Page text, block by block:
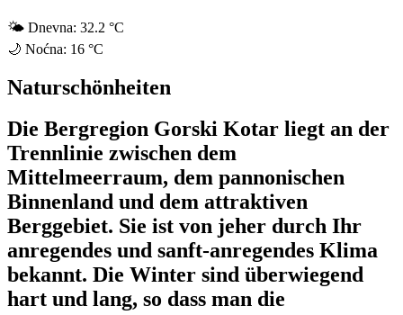
🌤 Dnevna: 32.2 °C
🌙 Noćna: 16 °C
Naturschönheiten
Die Bergregion Gorski Kotar liegt an der
Trennlinie zwischen dem
Mittelmeerraum, dem pannonischen
Binnenland und dem attraktiven
Berggebiet. Sie ist von jeher durch Ihr
anregendes und sanft-anregendes Klima
bekannt. Die Winter sind überwiegend
hart und lang, so dass man die